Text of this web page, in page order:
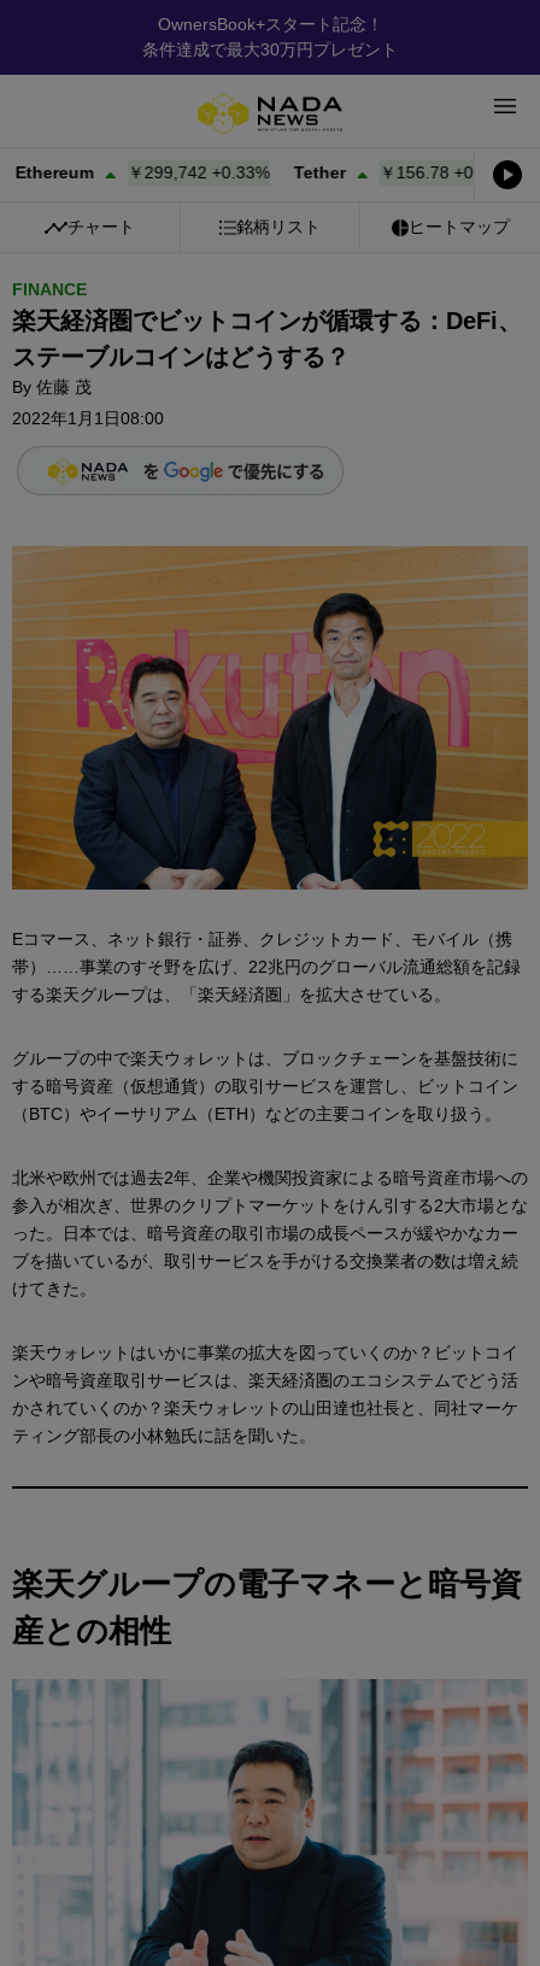
OwnersBook+スタート記念！
条件達成で最大30万円プレゼント
￥299,742+0.33% Tether ￥156.78+0.02% BNB
チャート 銘柄リスト ヒートマップ
FINANCE
楽天経済圏でビットコインが循環する：DeFi、
ステーブルコインはどうする？
By 佐藤 茂
2022年1月1日08:00
Eコマース、ネット銀行・証券、クレジットカード、モバイル（携
帯）……事業のすそ野を広げ、22兆円のグローバル流通総額を記録
する楽天グループは、「楽天経済圏」を拡大させている。
グループの中で楽天ウォレットは、ブロックチェーンを基盤技術に
する暗号資産（仮想通貨）の取引サービスを運営し、ビットコイン
（BTC）やイーサリアム（ETH）などの主要コインを取り扱う。
北米や欧州では過去2年、企業や機関投資家による暗号資産市場への
参入が相次ぎ、世界のクリプトマーケットをけん引する2大市場とな
った。日本では、暗号資産の取引市場の成長ペースが緩やかなカー
ブを描いているが、取引サービスを手がける交換業者の数は増え続
けてきた。
楽天ウォレットはいかに事業の拡大を図っていくのか？ビットコイ
ンや暗号資産取引サービスは、楽天経済圏のエコシステムでどう活
かされていくのか？楽天ウォレットの山田達也社長と、同社マーケ
ティング部長の小林勉氏に話を聞いた。
楽天グループの電子マネーと暗号資
産との相性